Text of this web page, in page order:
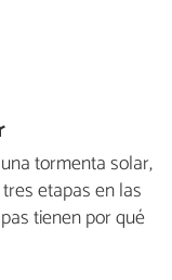
tormenta solar,
etapas en las
tienen por qué